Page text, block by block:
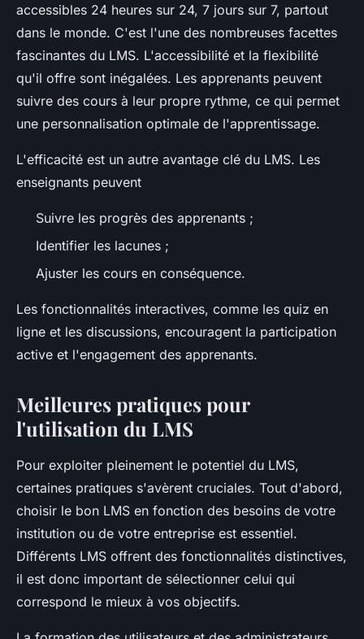
accessibles 24 heures sur 24, 7 jours sur 7, partout
dans le monde. C'est l'une des nombreuses facettes
fascinantes du LMS. L'accessibilité et la flexibilité
qu'il offre sont inégalées. Les apprenants peuvent
suivre des cours à leur propre rythme, ce qui permet
une personnalisation optimale de l'apprentissage.
L'efficacité est un autre avantage clé du LMS. Les
enseignants peuvent
Suivre les progrès des apprenants ;
Identifier les lacunes ;
Ajuster les cours en conséquence.
Les fonctionnalités interactives, comme les quiz en
ligne et les discussions, encouragent la participation
active et l'engagement des apprenants.
Meilleures pratiques pour
l'utilisation du LMS
Pour exploiter pleinement le potentiel du LMS,
certaines pratiques s'avèrent cruciales. Tout d'abord,
choisir le bon LMS en fonction des besoins de votre
institution ou de votre entreprise est essentiel.
Différents LMS offrent des fonctionnalités distinctives,
il est donc important de sélectionner celui qui
correspond le mieux à vos objectifs.